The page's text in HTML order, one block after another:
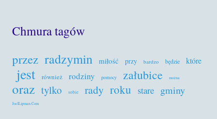
Chmura tagów
przez radzymin miłość przy bardzo będzie które
jest również rodziny pomocy załubice można
oraz tylko sobie rady roku stare gminy
JoelLipman.Com